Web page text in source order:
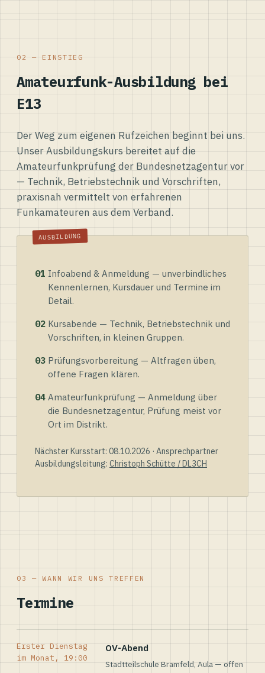
02 — EINSTIEG
Amateurfunk-Ausbildung bei
E13
Der Weg zum eigenen Rufzeichen beginnt bei uns.
Unser Ausbildungskurs bereitet auf die
Amateurfunkprüfung der Bundesnetzagentur vor
— Technik, Betriebstechnik und Vorschriften,
praxisnah vermittelt von erfahrenen
Funkamateuren aus dem Verband.
01 Infoabend & Anmeldung — unverbindliches
Kennenlernen, Kursdauer und Termine im
Detail.
02 Kursabende — Technik, Betriebstechnik und
Vorschriften, in kleinen Gruppen.
03 Prüfungsvorbereitung — Altfragen üben,
offene Fragen klären.
04 Amateurfunkprüfung — Anmeldung über
die Bundesnetzagentur, Prüfung meist vor
Ort im Distrikt.
Nächster Kursstart: 08.10.2026 · Ansprechpartner
Ausbildungsleitung: Christoph Schütte / DL3CH
03 — WANN WIR UNS TREFFEN
Termine
Erster Dienstag
im Monat, 19:00
OV-Abend
Stadtteilschule Bramfeld, Aula — offen